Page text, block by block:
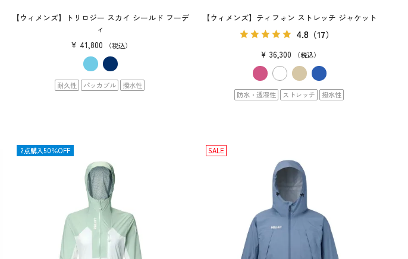
【ウィメンズ】トリロジー スカイ シールド フーデ
ィ
¥ 41,800 税込
耐久性 パッカブル 撥水性
【ウィメンズ】ティフォン ストレッチ ジャケット
4.8 （17）
¥ 36,300 税込
防水・透湿性 ストレッチ 撥水性
SALE
2点購入50％OFF SALE